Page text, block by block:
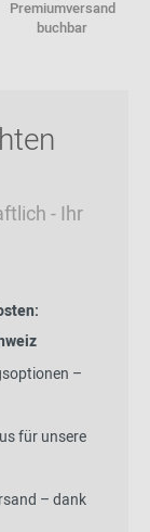
Premiumversand
buchbar
- Ihr
–
für unsere
– dank